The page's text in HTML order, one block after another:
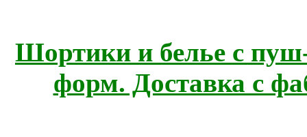
Шортики и белье с
форм. Доставка с